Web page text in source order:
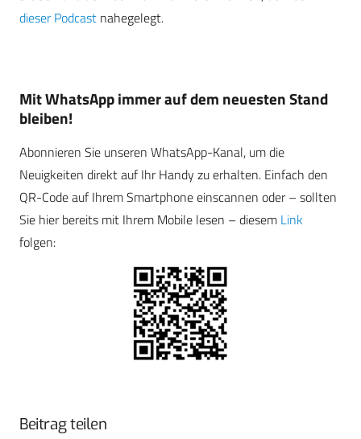
dieser Podcast nahegelegt.
Mit WhatsApp immer auf dem neuesten Stand
bleiben!
Abonnieren Sie unseren WhatsApp-Kanal, um die
Neuigkeiten direkt auf Ihr Handy zu erhalten. Einfach den
QR-Code auf Ihrem Smartphone einscannen oder – sollten
Sie hier bereits mit Ihrem Mobile lesen – diesem Link
folgen:
Beitrag teilen